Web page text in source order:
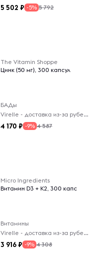
5 502 -5% 5 792
The Vitamin Shoppe
Цинк (50 мг), 300 капсул
БАДы
Virelle - доставка из-за рубежа
4 170 -9% 4 587
Micro Ingredients
Витамин D3 + K2, 300 капс
Витамины
Virelle - доставка из-за рубежа
3 916 -9% 4 308